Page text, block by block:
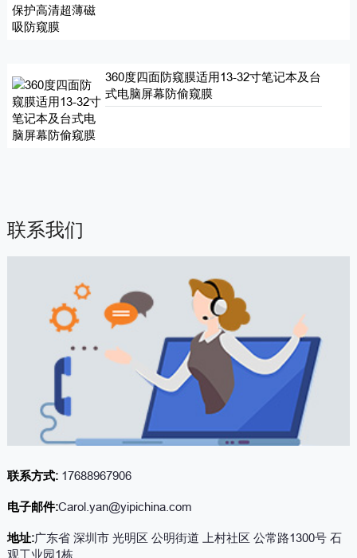
360度四面防窥膜适用13-32寸笔记本及台
式电脑屏幕防偷窥膜
联系我们
联系方式:17688967906
电子邮件:Carol.yan@yipichina.com
地址:广东省 深圳市 光明区 公明街道 上村社区 公常路1300号 石
观工业园1栋